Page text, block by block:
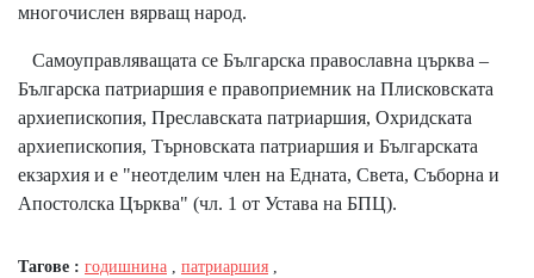
многочислен вярващ народ.
Самоуправляващата се Българска православна църква –
Българска патриаршия е правоприемник на Плисковската
архиепископия, Преславската патриаршия, Охридската
архиепископия, Търновската патриаршия и Българската
екзархия и е "неотделим член на Едната, Света, Съборна и
Апостолска Църква" (чл. 1 от Устава на БПЦ).
Тагове : годишнина , патриаршия ,